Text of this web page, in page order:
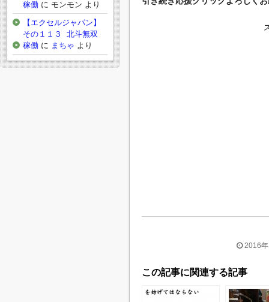
2016年
この記事に関連する記事
稼働 に モンモン より
【エクセルジャパン】
その１１３ 北斗無双
稼働 に まちゃ より